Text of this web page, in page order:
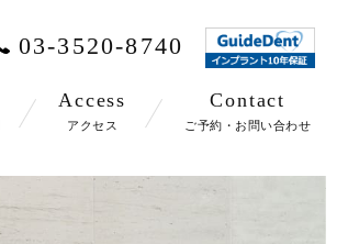
03-3520-8740
Access
アクセス
Contact
ご予約・お問い合わせ